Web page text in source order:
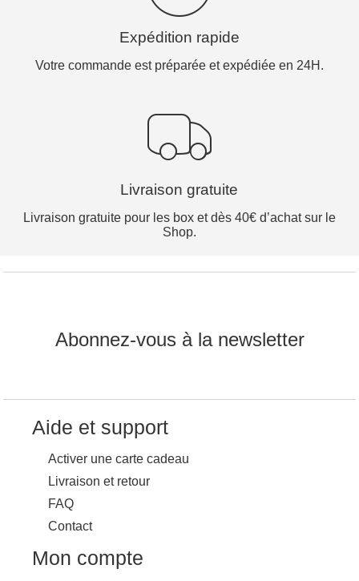
Expédition rapide
Votre commande est préparée et expédiée en 24H.
Livraison gratuite
Livraison gratuite pour les box et dès 40€ d’achat sur le
Shop.
Abonnez-vous à la newsletter
Aide et support
Activer une carte cadeau
Livraison et retour
FAQ
Contact
Mon compte